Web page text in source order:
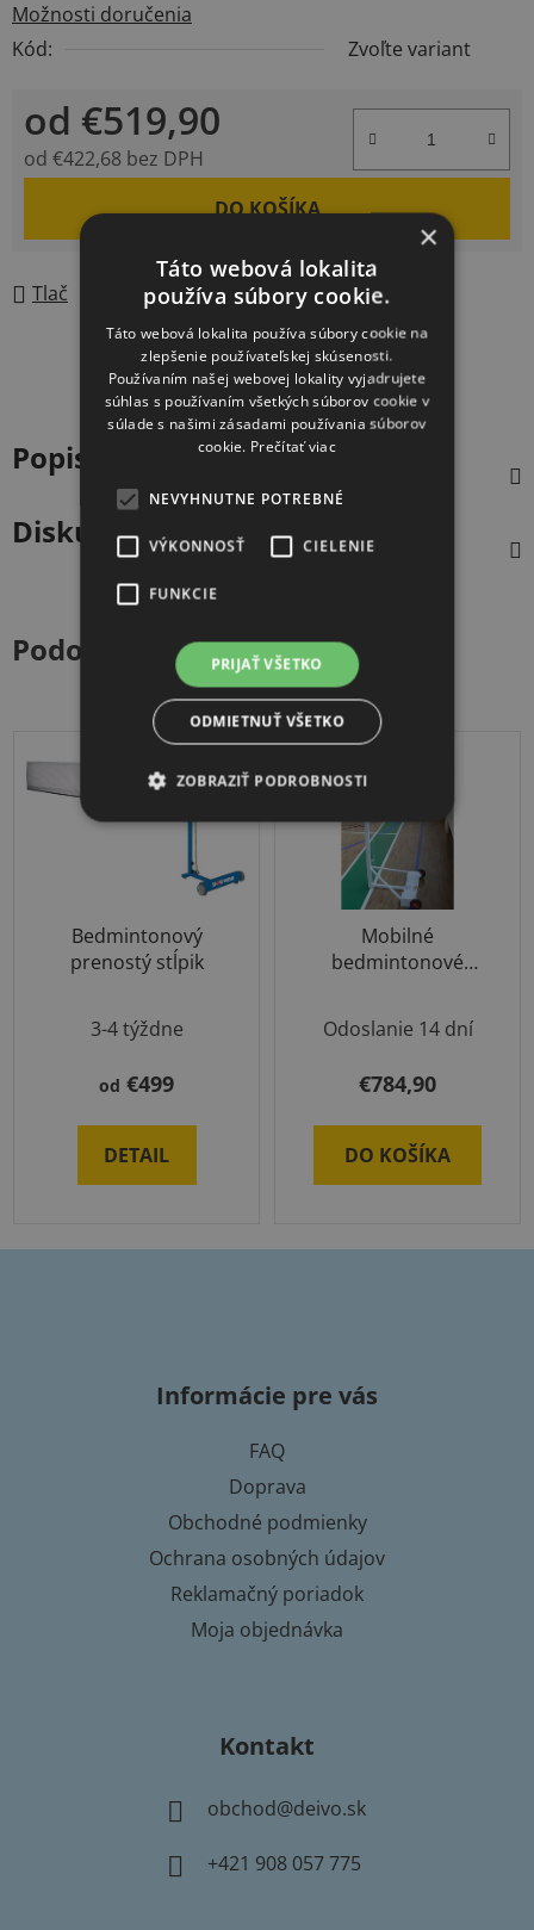
Možnosti doručenia
Kód:
Zvoľte variant
od €519,90
od €422,68 bez DPH
DO KOŠÍKA
Tlač Opýtať sa
Popis
Diskusia
Podobné produkty
Bedmintonový
prenostý stĺpik
3-4 týždne
od €499
DETAIL
Mobilné
bedmintonové
nastaviteľné
(súprava)
Odoslanie 14 dní
€784,90
DO KOŠÍKA
Informácie pre vás
FAQ
Doprava
Obchodné podmienky
Ochrana osobných údajov
Reklamačný poriadok
Moja objednávka
Kontakt
obchod@deivo.sk
+421 908 057 775
×
Táto webová lokalita
používa súbory cookie.
Táto webová lokalita používa súbory cookie na
zlepšenie používateľskej skúsenosti.
Používaním našej webovej lokality vyjadrujete
súhlas s používaním všetkých súborov cookie v
súlade s našimi zásadami používania súborov
cookie. Prečítať viac
NEVYHNUTNE POTREBNÉ
VÝKONNOSŤ CIELENIE
FUNKCIE
PRIJAŤ VŠETKO
ODMIETNUŤ VŠETKO
ZOBRAZIŤ PODROBNOSTI